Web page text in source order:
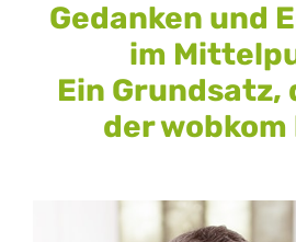
Gedanken und
im
Ein Grundsatz,
der wobkom